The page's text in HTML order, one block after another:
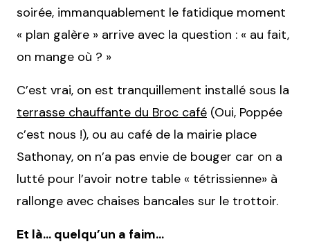
soirée, immanquablement le fatidique moment
« plan galère » arrive avec la question : « au fait,
on mange où ? »
C’est vrai, on est tranquillement installé sous la
terrasse chauffante du Broc café (Oui, Poppée
c’est nous !), ou au café de la mairie place
Sathonay, on n’a pas envie de bouger car on a
lutté pour l’avoir notre table « tétrissienne» à
rallonge avec chaises bancales sur le trottoir.
Et là… quelqu’un a faim…